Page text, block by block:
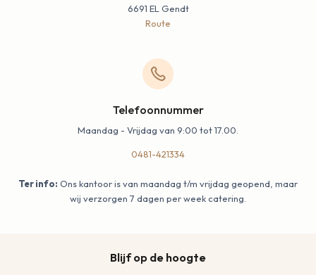
6691 EL Gendt
Route
Telefoonnummer
Maandag - Vrijdag van 9:00 tot 17.00.
0481-421334
Ter info: Ons kantoor is van maandag t/m vrijdag geopend, maar
wij verzorgen 7 dagen per week catering.
Blijf op de hoogte